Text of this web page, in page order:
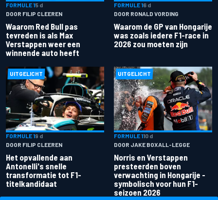
FORMULE 15 d
DOOR FILIP CLEEREN
Waarom Red Bull pas
tevreden is als Max
Verstappen weer een
winnende auto heeft
FORMULE 16 d
DOOR RONALD VORDING
Waarom de GP van Hongarije
was zoals iedere F1-race in
2026 zou moeten zijn
UITGELICHT
FORMULE 19 d
DOOR FILIP CLEEREN
Het opvallende aan
Antonelli's snelle
transformatie tot F1-
titelkandidaat
UITGELICHT
FORMULE 110 d
DOOR JAKE BOXALL-LEGGE
Norris en Verstappen
presteerden boven
verwachting in Hongarije -
symbolisch voor hun F1-
seizoen 2026